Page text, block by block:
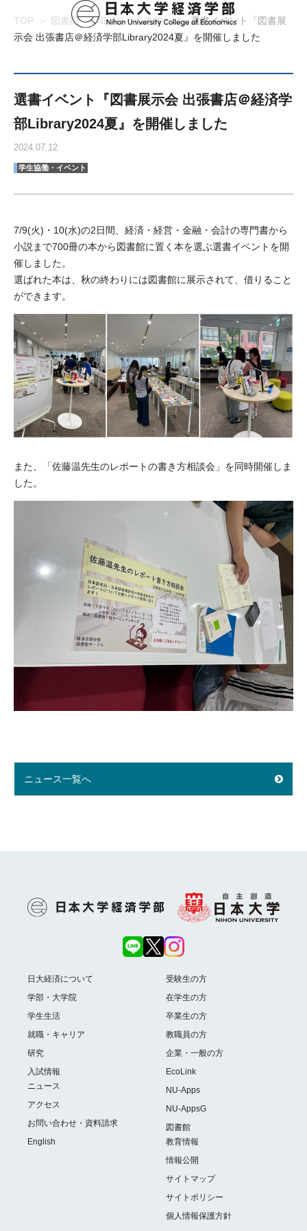
TOP 図書館 NEWS（図書館）
選書イベント『図書展
示会 出張書店＠経済学部Library2024夏』を開催しました
選書イベント『図書展示会 出張書店＠経済学
部Library2024夏』を開催しました
2024.07.12
学生協働・イベント
7/9(火)・10(水)の2日間、経済・経営・金融・会計の専門書から
小説まで700冊の本から図書館に置く本を選ぶ選書イベントを開
催しました。
選ばれた本は、秋の終わりには図書館に展示されて、借りること
ができます。
また、「佐藤温先生のレポートの書き方相談会」を同時開催しま
した。
ニュース一覧へ
日大経済について
学部・大学院
学生生活
就職・キャリア
研究
入試情報
ニュース
アクセス
お問い合わせ・資料請求
English
受験生の方
在学生の方
卒業生の方
教職員の方
企業・一般の方
EcoLink
NU-Apps
NU-AppsG
図書館
教育情報
情報公開
サイトマップ
サイトポリシー
個人情報保護方針